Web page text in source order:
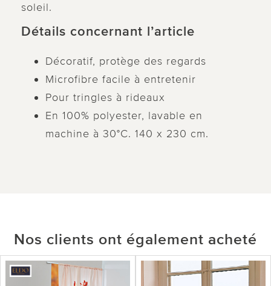
soleil.
Détails concernant l’article
Décoratif, protège des regards
Microfibre facile à entretenir
Pour tringles à rideaux
En 100% polyester, lavable en
machine à 30°C. 140 x 230 cm.
Nos clients ont également acheté